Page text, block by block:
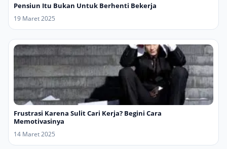
Pensiun Itu Bukan Untuk Berhenti Bekerja
19 Maret 2025
Frustrasi Karena Sulit Cari Kerja? Begini Cara
Memotivasinya
14 Maret 2025